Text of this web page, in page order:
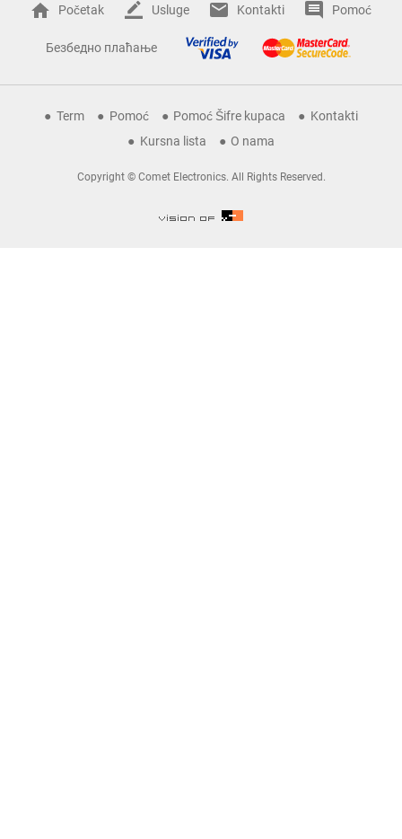
Početak Usluge Kontakti Pomoć
Безбедно плаћање
Term Pomoć Pomoć Šifre kupaca
Kontakti
Kursna lista
O nama
Copyright © Comet Electronics. All Rights Reserved.